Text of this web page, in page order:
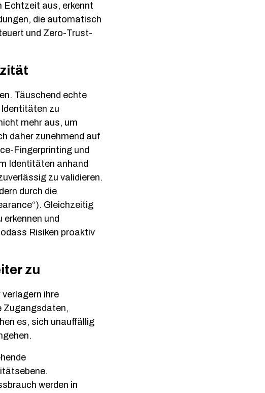
Echtzeit aus, erkennt
die automatisch
und Zero-Trust-
Täuschend echte
Identitäten zu
mehr aus, um
daher zunehmend auf
Fingerprinting und
Identitäten anhand
zu validieren.
durch die
Gleichzeitig
und
Risiken proaktiv
zu
ihre
Zugangsdaten,
es, sich unauffällig
werden in